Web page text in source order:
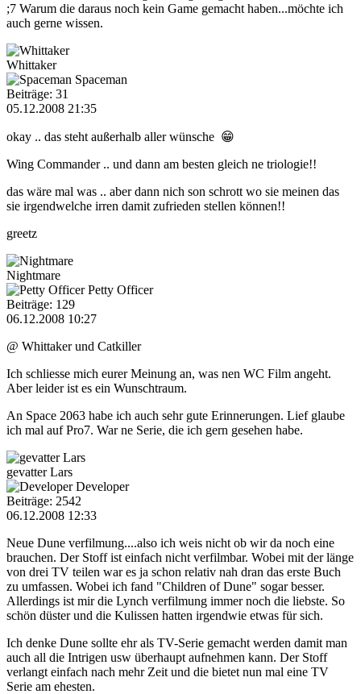
;7 Warum die daraus noch kein Game gemacht haben...möchte ich
auch gerne wissen.
Whittaker
Spaceman
Beiträge: 31
05.12.2008 21:35
okay .. das steht außerhalb aller wünsche 😁
Wing Commander .. und dann am besten gleich ne triologie!!
das wäre mal was .. aber dann nich son schrott wo sie meinen das
sie irgendwelche irren damit zufrieden stellen können!!
greetz
Nightmare
Petty Officer
Beiträge: 129
06.12.2008 10:27
@ Whittaker und Catkiller
Ich schliesse mich eurer Meinung an, was nen WC Film angeht.
Aber leider ist es ein Wunschtraum.
An Space 2063 habe ich auch sehr gute Erinnerungen. Lief glaube
ich mal auf Pro7. War ne Serie, die ich gern gesehen habe.
gevatter Lars
Developer
Beiträge: 2542
06.12.2008 12:33
Neue Dune verfilmung....also ich weis nicht ob wir da noch eine
brauchen. Der Stoff ist einfach nicht verfilmbar. Wobei mit der länge
von drei TV teilen war es ja schon relativ nah dran das erste Buch
zu umfassen. Wobei ich fand "Children of Dune" sogar besser.
Allerdings ist mir die Lynch verfilmung immer noch die liebste. So
schön düster und die Kulissen hatten irgendwie etwas für sich.
Ich denke Dune sollte ehr als TV-Serie gemacht werden damit man
auch all die Intrigen usw überhaupt aufnehmen kann. Der Stoff
verlangt einfach nach mehr Zeit und die bietet nun mal eine TV
Serie am ehesten.